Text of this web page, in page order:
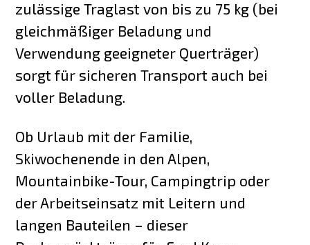
zulässige Traglast von bis zu 75 kg (bei
gleichmäßiger Beladung und
Verwendung geeigneter Querträger)
sorgt für sicheren Transport auch bei
voller Beladung.
Ob Urlaub mit der Familie,
Skiwochenende in den Alpen,
Mountainbike-Tour, Campingtrip oder
der Arbeitseinsatz mit Leitern und
langen Bauteilen – dieser